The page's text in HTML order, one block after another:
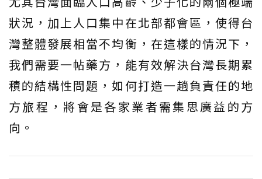
狀況，加上人口集中在北部都會區，使得台
灣整體發展相當不均衡，在這樣的情況下，
我們需要一帖藥方，能有效解決台灣長期累
積的結構性問題，如何打造一趟負責任的地
方旅程，將會是各家業者需集思廣益的方
向。